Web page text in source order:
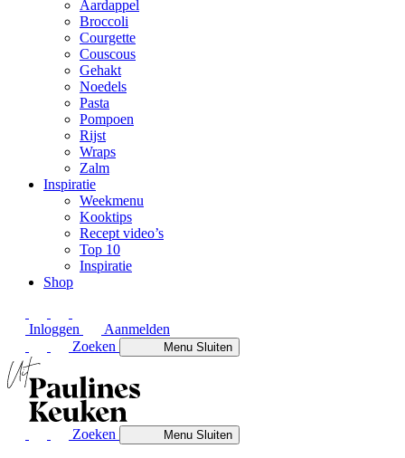
Aardappel
Broccoli
Courgette
Couscous
Gehakt
Noedels
Pasta
Pompoen
Rijst
Wraps
Zalm
Inspiratie
Weekmenu
Kooktips
Recept video’s
Top 10
Inspiratie
Shop
Inloggen
Aanmelden
Zoeken
MenuSluiten
Zoeken MenuSluiten